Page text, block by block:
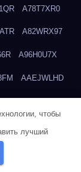
A78T7XR0
A82WRX97
A96H0U7X
AAEJWLHD
чтобы
лучший